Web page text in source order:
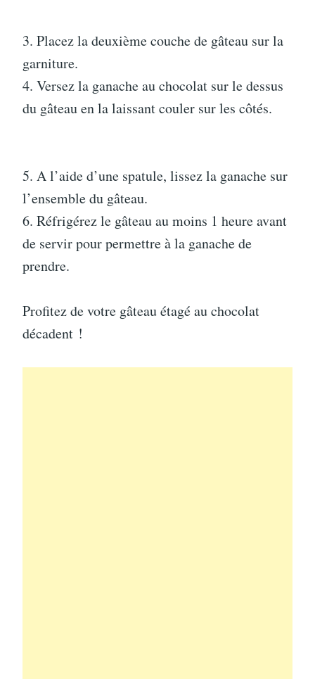
3. Placez la deuxième couche de gâteau sur la
garniture.
4. Versez la ganache au chocolat sur le dessus
du gâteau en la laissant couler sur les côtés.
5. A l’aide d’une spatule, lissez la ganache sur
l’ensemble du gâteau.
6. Réfrigérez le gâteau au moins 1 heure avant
de servir pour permettre à la ganache de
prendre.
Profitez de votre gâteau étagé au chocolat
décadent !